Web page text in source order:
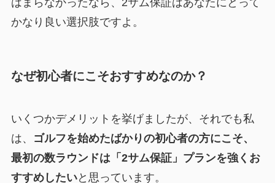
はまらなかったなら、2サム保証はあなたにとって
かなり良い選択肢ですよ。
なぜ初心者にこそおすすめなのか？
いくつかデメリットを挙げましたが、それでも私
は、
ゴルフを始めたばかりの初心者の方にこそ、
最初の数ラウンドは「2サム保証」プランを強くお
すすめしたいと思っています。